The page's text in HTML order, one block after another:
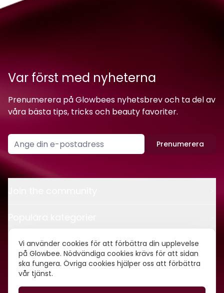
Vi använder cookies för att förbättra din upplevelse
på Glowbee. Nödvändiga cookies krävs för att sidan
ska fungera. Övriga cookies hjälper oss att förbättra
vår tjänst.
Var först med nyheterna
Prenumerera på Glowbees nyhetsbrev och ta del av
våra bästa tips, tricks och beauty favoriter.
Prenumerera
Kontakt
Om oss